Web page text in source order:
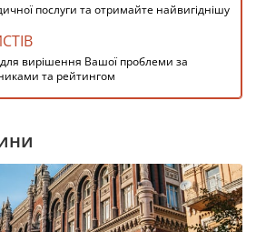
послуги та отримайте найвигіднішу
вирішення Вашої проблеми за
та рейтингом